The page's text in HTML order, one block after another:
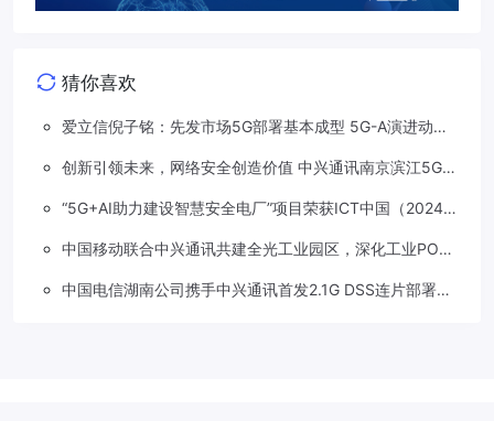
猜你喜欢
爱立信倪子铭：先发市场5G部署基本成型 5G-A演进动能
创新引领未来，网络安全创造价值 中兴通讯南京滨江5G工
“5G+AI助力建设智慧安全电厂”项目荣获ICT中国（2024）
中国移动联合中兴通讯共建全光工业园区，深化工业PON
中国电信湖南公司携手中兴通讯首发2.1G DSS连片部署助